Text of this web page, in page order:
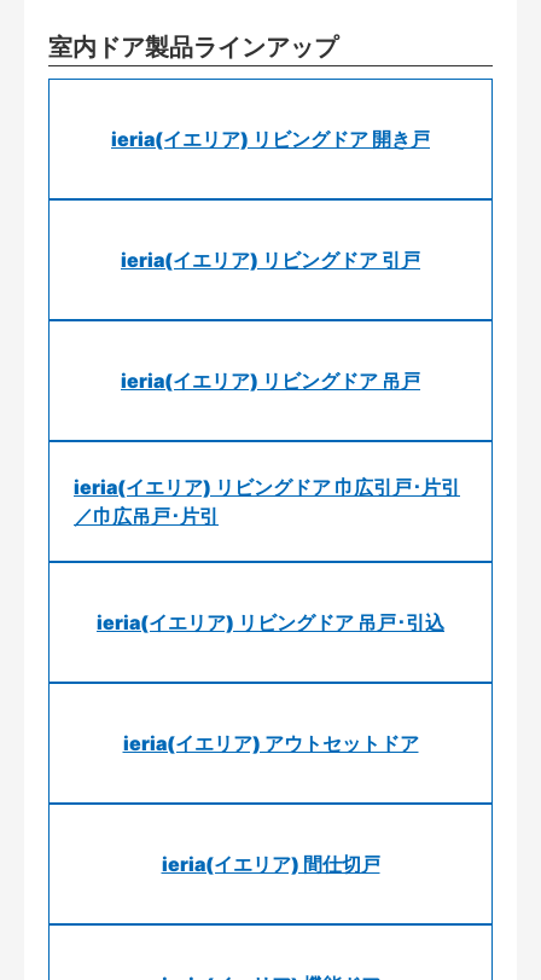
室内ドア製品ラインアップ
ieria(イエリア) リビングドア 開き戸
ieria(イエリア) リビングドア 引戸
ieria(イエリア) リビングドア 吊戸
ieria(イエリア) リビングドア 巾広引戸･片引
／巾広吊戸･片引
ieria(イエリア) リビングドア 吊戸･引込
ieria(イエリア) アウトセットドア
ieria(イエリア) 間仕切戸